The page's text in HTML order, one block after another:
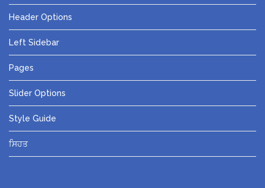
Header Options
Left Sidebar
Pages
Slider Options
Style Guide
ਸਿਹਤ